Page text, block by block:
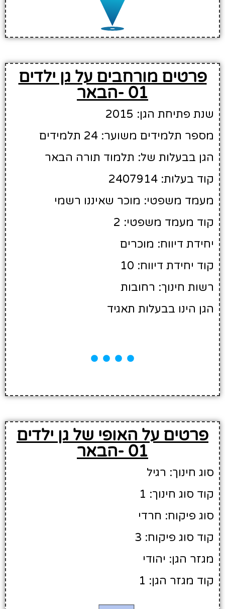
פרטים מורחבים על גן ילדים
01 -הבאר
שנת פתיחת הגן: 2015
מספר תלמידים משוער: 24 תלמידים
הגן בבעלות של: תלמוד תורה הבאר
קוד בעלות: 2407914
מעמד משפטי: מוכר שאיננו רשמי
קוד מעמד משפטי: 2
יחידת דיווח: מוכרים
קוד יחידת דיווח: 10
רשות חינוך: רחובות
הגן הינו בבעלות תאגיד
פרטים על האופי של גן ילדים
01 -הבאר
סוג חינוך: רגיל
קוד סוג חינוך: 1
סוג פיקוח: חרדי
קוד סוג פיקוח: 3
מגזר הגן: יהודי
קוד מגזר הגן: 1